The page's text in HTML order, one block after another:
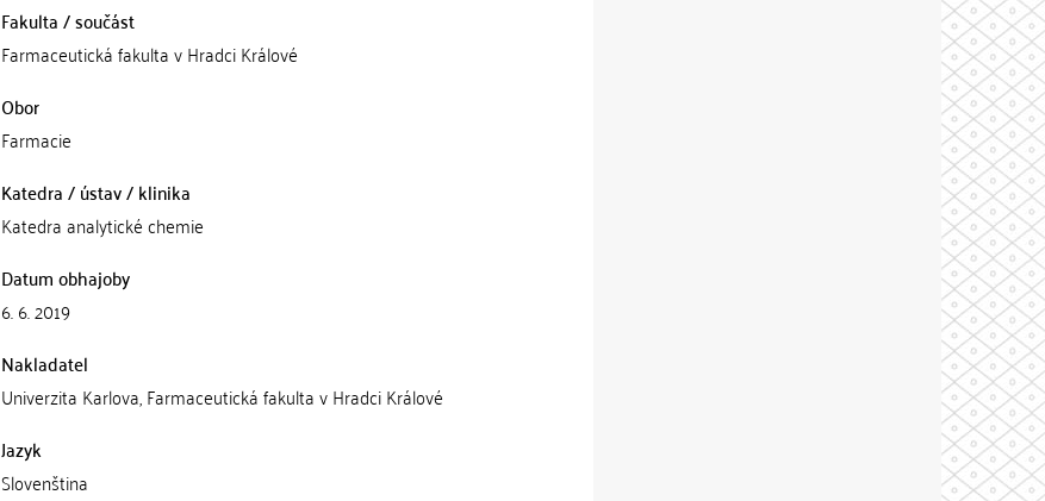
Fakulta / součást
Farmaceutická fakulta v Hradci Králové
Obor
Farmacie
Katedra / ústav / klinika
Katedra analytické chemie
Datum obhajoby
6. 6. 2019
Nakladatel
Univerzita Karlova, Farmaceutická fakulta v Hradci Králové
Jazyk
Slovenština